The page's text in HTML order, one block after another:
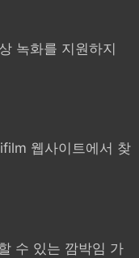
녹화를 지원하지
웹사이트에서 찾
수 있는 깜박임 가